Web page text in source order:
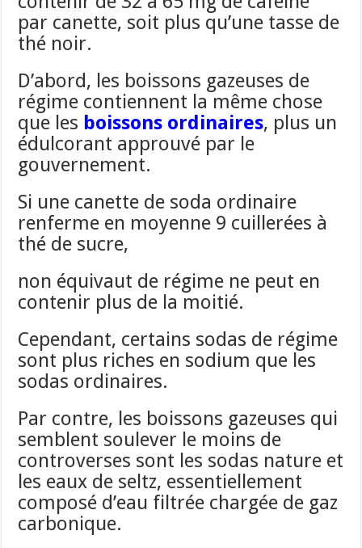
par canette, soit plus qu’une tasse de
thé noir.
D’abord, les boissons gazeuses de
régime contiennent la même chose
que les boissons ordinaires, plus un
édulcorant approuvé par le
gouvernement.
Si une canette de soda ordinaire
renferme en moyenne 9 cuillerées à
thé de sucre,
non équivaut de régime ne peut en
contenir plus de la moitié.
Cependant, certains sodas de régime
sont plus riches en sodium que les
sodas ordinaires.
Par contre, les boissons gazeuses qui
semblent soulever le moins de
controverses sont les sodas nature et
les eaux de seltz, essentiellement
composé d’eau filtrée chargée de gaz
carbonique.